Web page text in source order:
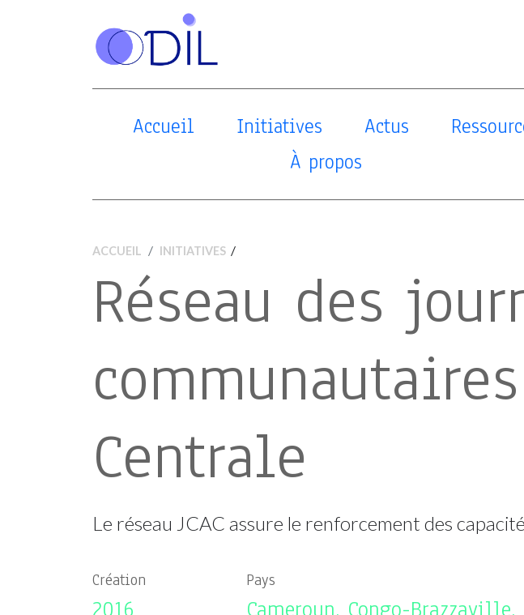
Accueil Initiatives Actus
À propos
ACCUEIL INITIATIVES /
Réseau des
Centrale
Le réseau JCAC assure le renforcement des
Création Pays